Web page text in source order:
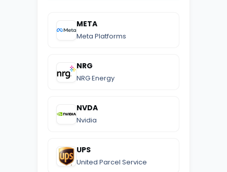
META
Meta Platforms
NRG
NRG Energy
NVDA
Nvidia
UPS
United Parcel Service